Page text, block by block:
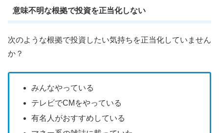
意味不明な根拠で投資を正当化しない
次のような根拠で投資したい気持ちを正当化していません
か？
みんなやっている
テレビでCMをやっている
有名人がおすすめしている